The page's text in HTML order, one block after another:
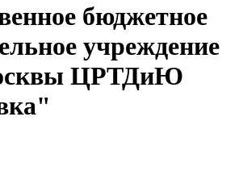
бюджетное
учреждение
ЦРТДиЮ